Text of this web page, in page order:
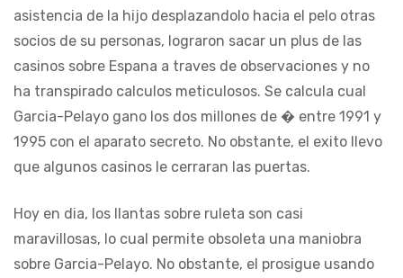
asistencia de la hijo desplazandolo hacia el pelo otras
socios de su personas, lograron sacar un plus de las
casinos sobre Espana a traves de observaciones y no
ha transpirado calculos meticulosos. Se calcula cual
Garcia-Pelayo gano los dos millones de � entre 1991 y
1995 con el aparato secreto. No obstante, el exito llevo
que algunos casinos le cerraran las puertas.
Hoy en dia, los llantas sobre ruleta son casi
maravillosas, lo cual permite obsoleta una maniobra
sobre Garcia-Pelayo. No obstante, el prosigue usando